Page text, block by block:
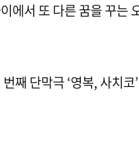
에서 또 다른 꿈을 꾸는
째 단막극 ‘영복, 사치